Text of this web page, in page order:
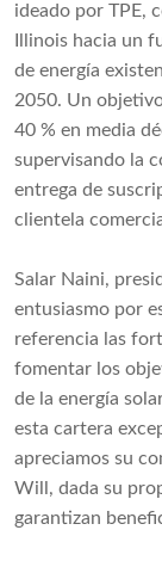
ideado por TPE,
Illinois hacia un
de energía
2050. Un
40 % en media
supervisando la
entrega de
clientela
Salar Naini,
entusiasmo por
referencia las
fomentar los
de la energía
esta cartera
apreciamos su
Will, dada su
garantizan